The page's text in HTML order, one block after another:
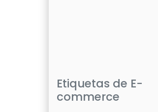
Etiquetas de E-
commerce